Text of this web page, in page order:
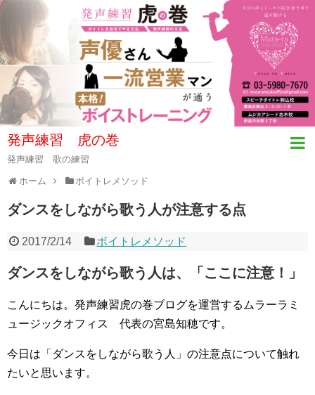
発声練習 虎の巻
発声練習 歌の練習
ホーム ボイトレメソッド
ダンスをしながら歌う人が注意する点
2017/2/14 ボイトレメソッド
ダンスをしながら歌う人は、「ここに注意！」
こんにちは。発声練習虎の巻ブログを運営するムラーラミ
ュージックオフィス 代表の宮島知穂です。
今日は「ダンスをしながら歌う人」の注意点について触れ
たいと思います。